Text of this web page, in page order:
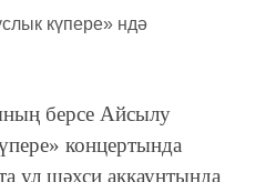
берсе Айсылу
концертында
ул шәхси аккаунтында